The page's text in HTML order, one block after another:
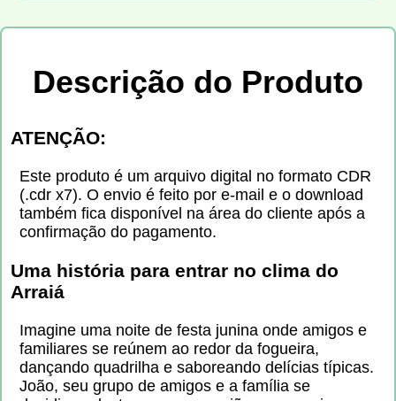
Descrição do Produto
ATENÇÃO:
Este produto é um arquivo digital no formato CDR
(.cdr x7). O envio é feito por e-mail e o download
também fica disponível na área do cliente após a
confirmação do pagamento.
Uma história para entrar no clima do
Arraiá
Imagine uma noite de festa junina onde amigos e
familiares se reúnem ao redor da fogueira,
dançando quadrilha e saboreando delícias típicas.
João, seu grupo de amigos e a família se